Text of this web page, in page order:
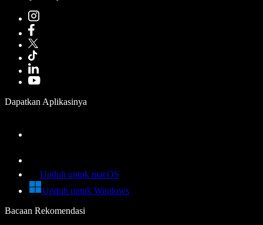
Dapatkan Aplikasinya
Unduh untuk macOS
Unduh untuk Windows
Bacaan Rekomendasi